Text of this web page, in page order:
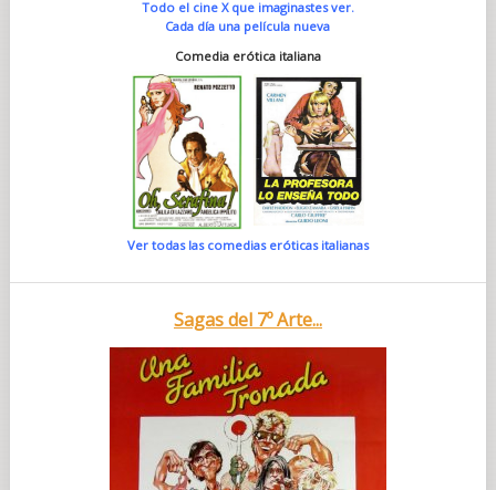
Todo el cine X que imaginastes ver.
Cada día una película nueva
Comedia erótica italiana
Ver todas las comedias eróticas italianas
Sagas del 7º Arte...